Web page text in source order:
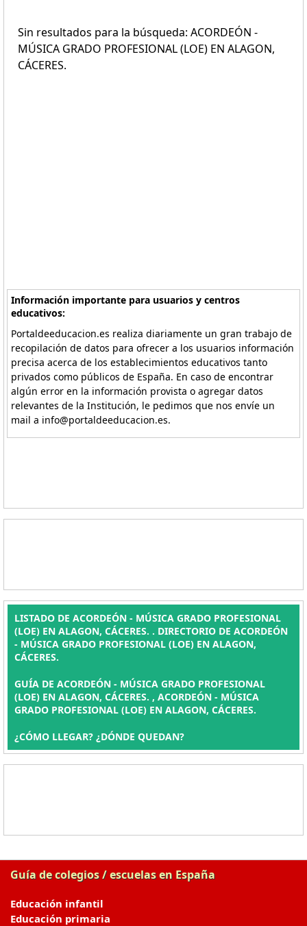
Sin resultados para la búsqueda: ACORDEÓN -
MÚSICA GRADO PROFESIONAL (LOE) EN ALAGON,
CÁCERES.
Información importante para usuarios y centros
educativos:
Portaldeeducacion.es realiza diariamente un gran trabajo de
recopilación de datos para ofrecer a los usuarios información
precisa acerca de los establecimientos educativos tanto
privados como públicos de España. En caso de encontrar
algún error en la información provista o agregar datos
relevantes de la Institución, le pedimos que nos envíe un
mail a info@portaldeeducacion.es.
LISTADO DE ACORDEÓN - MÚSICA GRADO PROFESIONAL
(LOE) EN ALAGON, CÁCERES. . DIRECTORIO DE ACORDEÓN
- MÚSICA GRADO PROFESIONAL (LOE) EN ALAGON,
CÁCERES.
GUÍA DE ACORDEÓN - MÚSICA GRADO PROFESIONAL
(LOE) EN ALAGON, CÁCERES. , ACORDEÓN - MÚSICA
GRADO PROFESIONAL (LOE) EN ALAGON, CÁCERES.
¿CÓMO LLEGAR? ¿DÓNDE QUEDAN?
Guía de colegios / escuelas en España
Educación infantil
Educación primaria